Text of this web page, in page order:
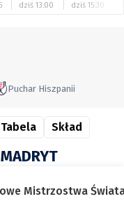
dziś 13:00 dziś 15:30
Puchar Hiszpanii
Tabela Skład
Mistrzostwa